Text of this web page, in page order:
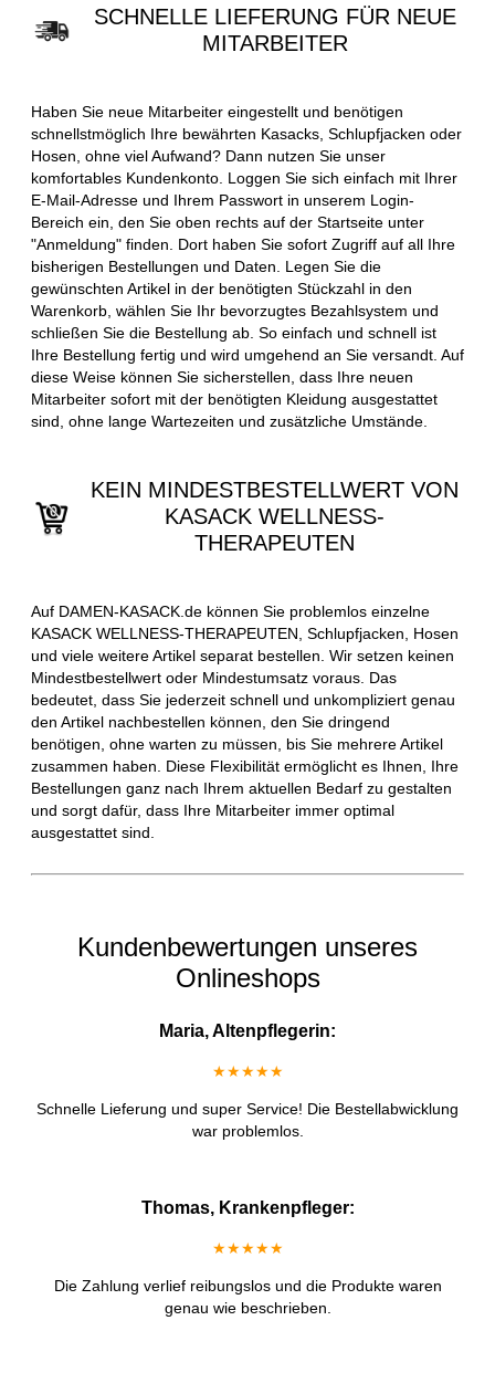
SCHNELLE LIEFERUNG FÜR NEUE
MITARBEITER
Haben Sie neue Mitarbeiter eingestellt und benötigen
schnellstmöglich Ihre bewährten Kasacks, Schlupfjacken oder
Hosen, ohne viel Aufwand? Dann nutzen Sie unser
komfortables Kundenkonto. Loggen Sie sich einfach mit Ihrer
E-Mail-Adresse und Ihrem Passwort in unserem Login-
Bereich ein, den Sie oben rechts auf der Startseite unter
"Anmeldung" finden. Dort haben Sie sofort Zugriff auf all Ihre
bisherigen Bestellungen und Daten. Legen Sie die
gewünschten Artikel in der benötigten Stückzahl in den
Warenkorb, wählen Sie Ihr bevorzugtes Bezahlsystem und
schließen Sie die Bestellung ab. So einfach und schnell ist
Ihre Bestellung fertig und wird umgehend an Sie versandt. Auf
diese Weise können Sie sicherstellen, dass Ihre neuen
Mitarbeiter sofort mit der benötigten Kleidung ausgestattet
sind, ohne lange Wartezeiten und zusätzliche Umstände.
KEIN MINDESTBESTELLWERT VON
KASACK WELLNESS-
THERAPEUTEN
Auf DAMEN-KASACK.de können Sie problemlos einzelne
KASACK WELLNESS-THERAPEUTEN, Schlupfjacken, Hosen
und viele weitere Artikel separat bestellen. Wir setzen keinen
Mindestbestellwert oder Mindestumsatz voraus. Das
bedeutet, dass Sie jederzeit schnell und unkompliziert genau
den Artikel nachbestellen können, den Sie dringend
benötigen, ohne warten zu müssen, bis Sie mehrere Artikel
zusammen haben. Diese Flexibilität ermöglicht es Ihnen, Ihre
Bestellungen ganz nach Ihrem aktuellen Bedarf zu gestalten
und sorgt dafür, dass Ihre Mitarbeiter immer optimal
ausgestattet sind.
Kundenbewertungen unseres
Onlineshops
Maria, Altenpflegerin:
★★★★★
Schnelle Lieferung und super Service! Die Bestellabwicklung
war problemlos.
Thomas, Krankenpfleger:
★★★★★
Die Zahlung verlief reibungslos und die Produkte waren
genau wie beschrieben.